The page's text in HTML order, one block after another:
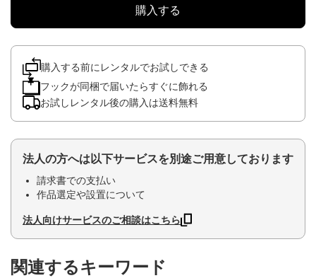
購入する
購入する前にレンタルでお試しできる
フックが同梱で届いたらすぐに飾れる
お試しレンタル後の購入は送料無料
法人の方へは以下サービスを別途ご用意しております
請求書での支払い
作品選定や設置について
法人向けサービスのご相談はこちら
関連するキーワード